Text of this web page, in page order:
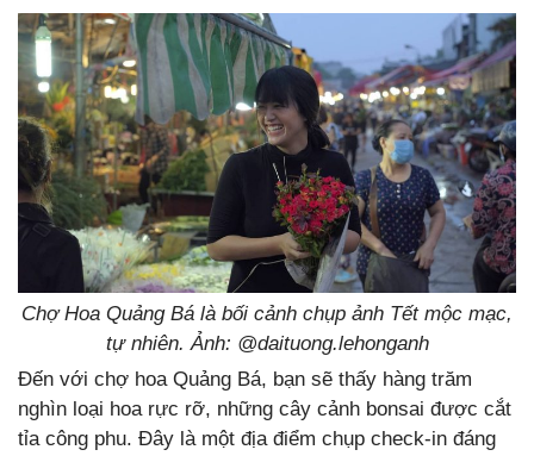
Chợ Hoa Quảng Bá là bối cảnh chụp ảnh Tết mộc mạc,
tự nhiên. Ảnh: @daituong.lehonganh
Đến với chợ hoa Quảng Bá, bạn sẽ thấy hàng trăm
nghìn loại hoa rực rỡ, những cây cảnh bonsai được cắt
tỉa công phu. Đây là một địa điểm chụp check-in đáng